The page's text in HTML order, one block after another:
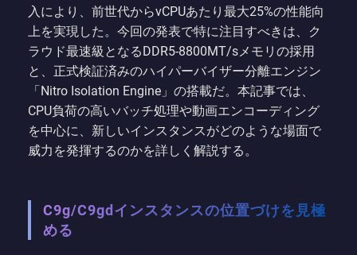
入により、前世代からvCPUあたり最大25%の性能向
上を実現した。今回の発表で特に注目すべきは、ク
ラウド最速級となるDDR5-8800MT/sメモリの採用
と、正式検証済みのハイパーバイザー分離エンジン
「Nitro Isolation Engine」の搭載だ。本記事では、
CPU負荷の高いバッチ処理や動画エンコーディング
を中心に、新しいインスタンスがどのような場面で
威力を発揮するのかを詳しく解説する。
C9g/C9gdインスタンスの位置づけを見極
める